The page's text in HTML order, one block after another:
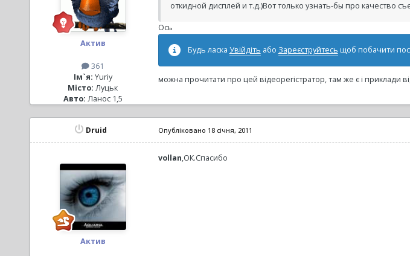
Актив
361
Ім`я: Yuriy
Місто: Луцьк
Авто: Ланос 1,5
откидной дисплей и т.д.)Вот только узнать-бы про качество
Ось
Будь ласка Увійдіть або Зареєструйтесь щоб побачити
можна прочитати про цей відеорегістратор, там же є і приклади
Druid
Актив
Опубліковано 18 січня, 2011
vollan,ОК.Спасибо